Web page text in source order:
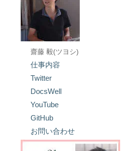
齋藤 毅(ツヨシ)
仕事内容
Twitter
DocsWell
YouTube
GitHub
お問い合わせ